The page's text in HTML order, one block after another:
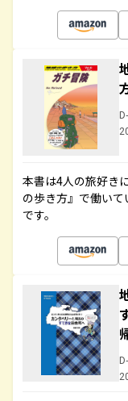
本書は4人の旅好き
の歩き方』で働い
です。